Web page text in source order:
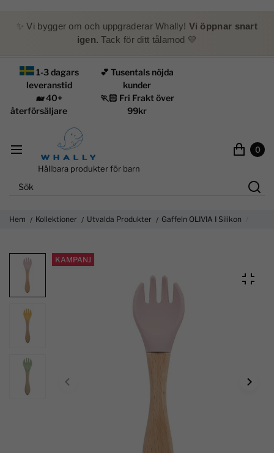
✨ Vi bygger om och uppgraderar Whally! Vi öppnar snart
igen. Tack för ditt tålamod 💛
1-3 dagars
leveranstid
🐋 40+
återförsäljare
💕 Tusentals nöjda
kunder
🏃🏻 Fri Frakt över
99kr
Hållbara produkter för barn
0
Hem Kollektioner Utvalda Produkter Gaffeln OLIVIA I Silikon
KAMPANJ